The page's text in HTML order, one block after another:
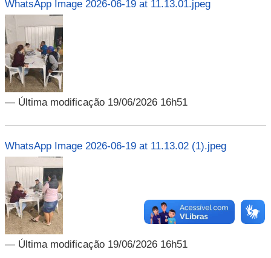
WhatsApp Image 2026-06-19 at 11.13.01.jpeg
— Última modificação 19/06/2026 16h51
WhatsApp Image 2026-06-19 at 11.13.02 (1).jpeg
— Última modificação 19/06/2026 16h51